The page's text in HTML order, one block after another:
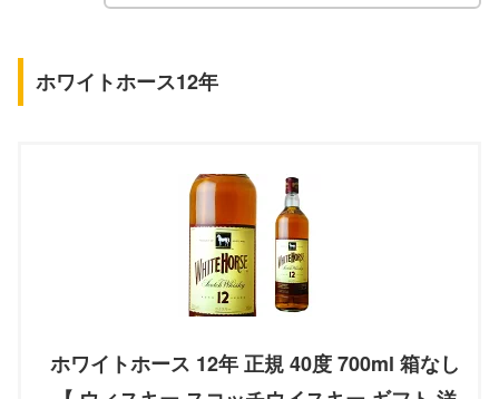
ホワイトホース12年
ホワイトホース 12年 正規 40度 700ml 箱なし